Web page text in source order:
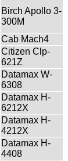
Birch Apollo 3-
300M
Cab Mach4
Citizen Clp-
621Z
Datamax W-
6308
Datamax H-
6212X
Datamax H-
4212X
Datamax H-
4408